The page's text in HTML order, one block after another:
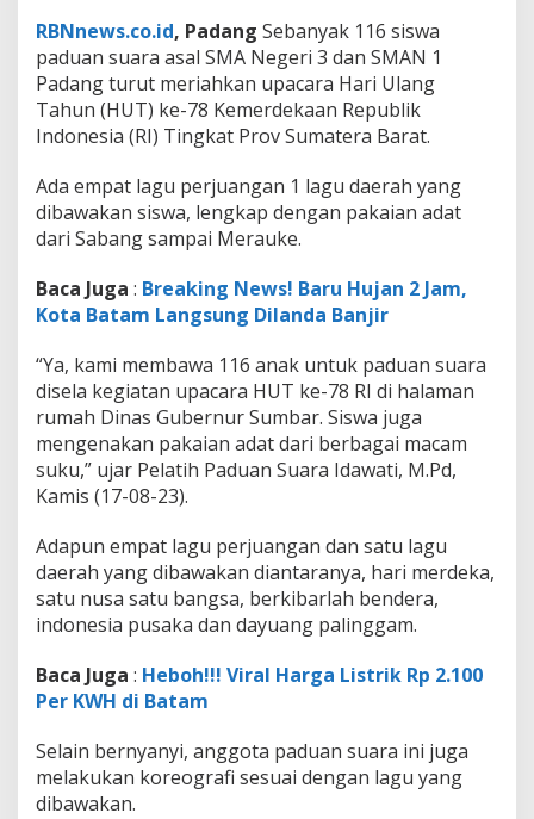
a
c
a
r
a
P
n
u
r
u
a
n
B
n
d
e
r
RBNnews.co.id, Padang Sebanyak 116 siswa
paduan suara asal SMA Negeri 3 dan SMAN 1
Padang turut meriahkan upacara Hari Ulang
Tahun (HUT) ke-78 Kemerdekaan Republik
Indonesia (RI) Tingkat Prov Sumatera Barat.
Ada empat lagu perjuangan 1 lagu daerah yang
dibawakan siswa, lengkap dengan pakaian adat
dari Sabang sampai Merauke.
Baca Juga : Breaking News! Baru Hujan 2 Jam,
Kota Batam Langsung Dilanda Banjir
“Ya, kami membawa 116 anak untuk paduan suara
disela kegiatan upacara HUT ke-78 RI di halaman
rumah Dinas Gubernur Sumbar. Siswa juga
mengenakan pakaian adat dari berbagai macam
suku,” ujar Pelatih Paduan Suara Idawati, M.Pd,
Kamis (17-08-23).
Adapun empat lagu perjuangan dan satu lagu
daerah yang dibawakan diantaranya, hari merdeka,
satu nusa satu bangsa, berkibarlah bendera,
indonesia pusaka dan dayuang palinggam.
Baca Juga : Heboh!!! Viral Harga Listrik Rp 2.100
Per KWH di Batam
Selain bernyanyi, anggota paduan suara ini juga
melakukan koreografi sesuai dengan lagu yang
dibawakan.